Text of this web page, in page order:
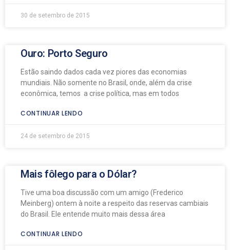
30 de setembro de 2015
Ouro: Porto Seguro
Estão saindo dados cada vez piores das economias
mundiais. Não somente no Brasil, onde, além da crise
econômica, temos a crise política, mas em todos
CONTINUAR LENDO
24 de setembro de 2015
Mais fôlego para o Dólar?
Tive uma boa discussão com um amigo (Frederico
Meinberg) ontem à noite a respeito das reservas cambiais
do Brasil. Ele entende muito mais dessa área
CONTINUAR LENDO